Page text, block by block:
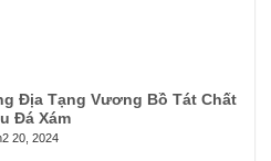
Địa Tạng Vương Bồ Tát Chất
Đá Xám
20, 2024